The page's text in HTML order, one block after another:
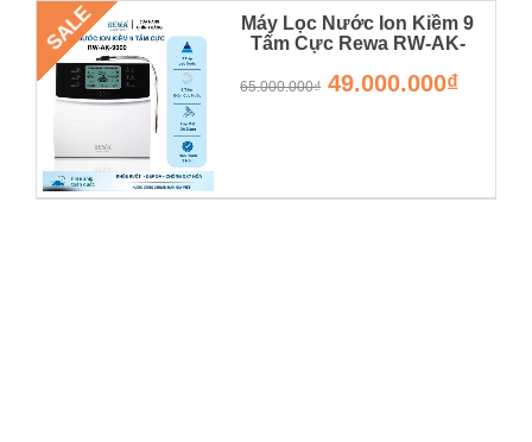
SALE
Máy Lọc Nước Ion Kiềm 9
Tấm Cực Rewa RW-AK-
Bảo Hành 36 Tháng
65.000.000₫ 49.000.000₫